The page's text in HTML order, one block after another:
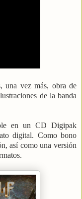
una vez más, obra de
de la banda
en un CD Digipak
digital. Como bono
así como una versión